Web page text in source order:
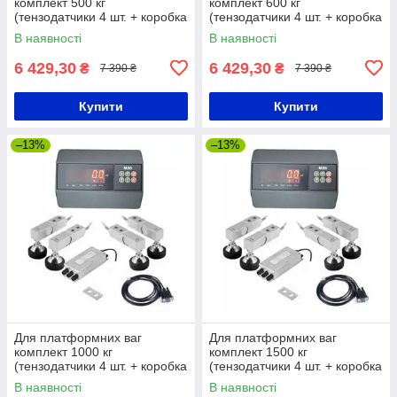
(тензодатчики 4 шт. + коробка
+ кабель 3 м + Zemic MВ6)
В наявності
6 429,30 ₴ 7 390 ₴
Купити
(тензодатчики 4 шт. + коробка
+ кабель 3 м + Zemic MВ6)
В наявності
6 429,30 ₴ 7 390 ₴
Купити
–13%
Для платформних ваг
комплект 1000 кг
(тензодатчики 4 шт. + коробка
+ кабель 3 м + Zemic MВ6)
В наявності
–13%
Для платформних ваг
комплект 1500 кг
(тензодатчики 4 шт. + коробка
+ кабель 3 м + Zemic MВ6)
В наявності